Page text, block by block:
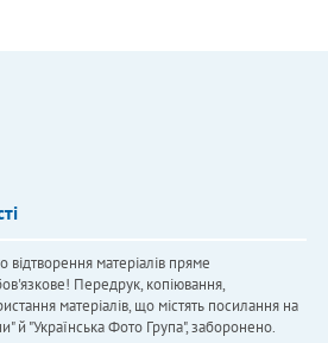
відтворення матеріалів пряме
Передрук, копіювання,
матеріалів, що містять посилання на
й "Українська Фото Група", заборонено.